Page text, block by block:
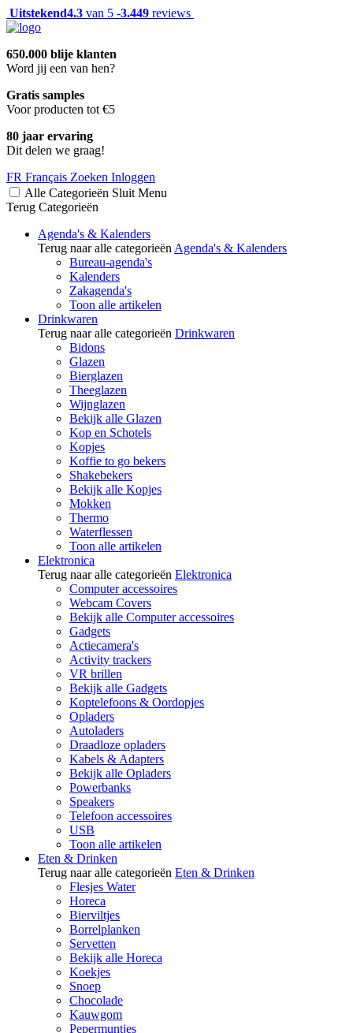
Uitstekend4.3 van 5 -3.449 reviews
650.000 blije klanten
Word jij een van hen?
Gratis samples
Voor producten tot €5
80 jaar ervaring
Dit delen we graag!
FR Français Zoeken Inloggen
Alle Categorieën Sluit Menu
Terug Categorieën
Agenda's & Kalenders
Terug naar alle categorieën Agenda's & Kalenders
Bureau-agenda's
Kalenders
Zakagenda's
Toon alle artikelen
Drinkwaren
Terug naar alle categorieën Drinkwaren
Bidons
Glazen
Bierglazen
Theeglazen
Wijnglazen
Bekijk alle Glazen
Kop en Schotels
Kopjes
Koffie to go bekers
Shakebekers
Bekijk alle Kopjes
Mokken
Thermo
Waterflessen
Toon alle artikelen
Elektronica
Terug naar alle categorieën Elektronica
Computer accessoires
Webcam Covers
Bekijk alle Computer accessoires
Gadgets
Actiecamera's
Activity trackers
VR brillen
Bekijk alle Gadgets
Koptelefoons & Oordopjes
Opladers
Autoladers
Draadloze opladers
Kabels & Adapters
Bekijk alle Opladers
Powerbanks
Speakers
Telefoon accessoires
USB
Toon alle artikelen
Eten & Drinken
Terug naar alle categorieën Eten & Drinken
Flesjes Water
Horeca
Bierviltjes
Borrelplanken
Servetten
Bekijk alle Horeca
Koekjes
Snoep
Chocolade
Kauwgom
Pepermuntjes